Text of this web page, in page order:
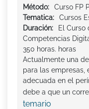
Método:
Curso FP
Tematica:
Cursos
Duración:
El Curso
Competencias
350 horas. horas
Actualmente una
para las empresas,
adecuada en el
debe a que un
temario